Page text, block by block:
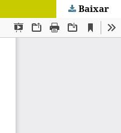
Baixar